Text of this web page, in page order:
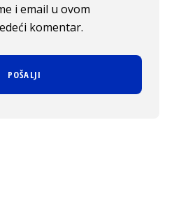
i email u ovom
komentar.